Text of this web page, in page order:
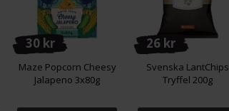
30 kr
Maze Popcorn Cheesy
Jalapeno 3x80g
26 kr
Svenska LantChips
Tryffel 200g